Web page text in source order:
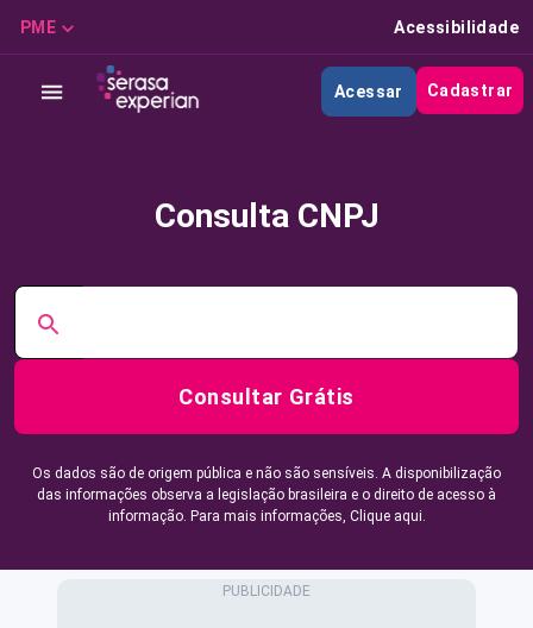
PME Acessibilidade
Acessar Cadastrar
Consulta CNPJ
Consultar Grátis
Os dados são de origem pública e não são sensíveis. A disponibilização
das informações observa a legislação brasileira e o direito de acesso à
informação. Para mais informações, Clique aqui.